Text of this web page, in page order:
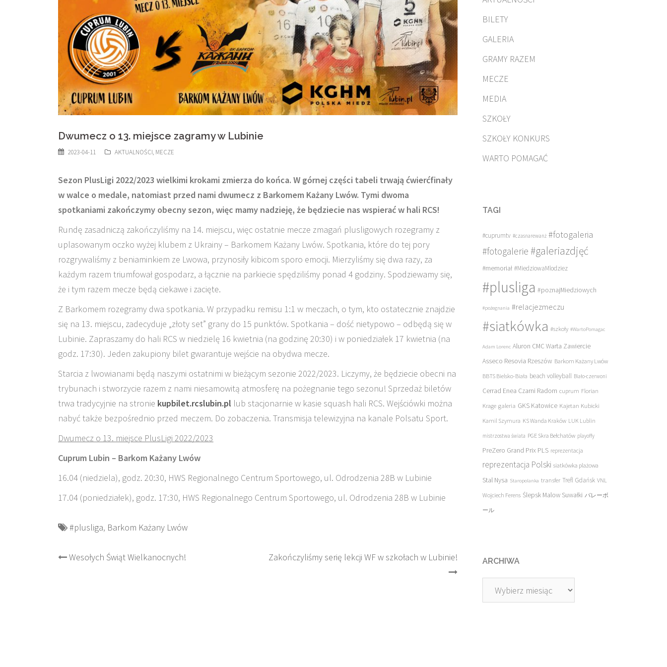
Dwumecz o 13. miejsce zagramy w Lubinie
2023-04-11 AKTUALNOŚCI, MECZE
Sezon PlusLigi 2022/2023 wielkimi krokami zmierza do końca. W górnej części tabeli trwają ćwierćfinały
w walce o medale, natomiast przed nami dwumecz z Barkomem Każany Lwów. Tymi dwoma
spotkaniami zakończymy obecny sezon, więc mamy nadzieję, że będziecie nas wspierać w hali RCS!
Rundę zasadniczą zakończyliśmy na 14. miejscu, więc ostatnie mecze zmagań plusligowych rozegramy z
uplasowanym oczko wyżej klubem z Ukrainy – Barkomem Każany Lwów. Spotkania, które do tej pory
rozgrywaliśmy z beniaminkiem ze Lwowa, przynosiły kibicom sporo emocji. Mierzyliśmy się dwa razy, za
każdym razem triumfował gospodarz, a łącznie na parkiecie spędziliśmy ponad 4 godziny. Spodziewamy się,
że i tym razem mecze będą ciekawe i zacięte.
Z Barkomem rozegramy dwa spotkania. W przypadku remisu 1:1 w meczach, o tym, kto ostatecznie znajdzie
się na 13. miejscu, zadecyduje „złoty set” grany do 15 punktów. Spotkania – dość nietypowo – odbędą się w
Lubinie. Zapraszamy do hali RCS w niedzielę 16 kwietnia (na godzinę 20:30) i w poniedziałek 17 kwietnia (na
godz. 17:30). Jeden zakupiony bilet gwarantuje wejście na obydwa mecze.
Starcia z lwowianami będą naszymi ostatnimi w bieżącym sezonie 2022/2023. Liczymy, że będziecie obecni na
trybunach i stworzycie razem z nami niesamowitą atmosferę na pożegnanie tego sezonu! Sprzedaż biletów
trwa tradycyjnie na stronie kupbilet.rcslubin.pl lub stacjonarnie w kasie squash hali RCS. Wejściówki można
nabyć także bezpośrednio przed meczem. Do zobaczenia. Transmisja telewizyjna na kanale Polsatu Sport.
Dwumecz o 13. miejsce PlusLigi 2022/2023
Cuprum Lubin – Barkom Każany Lwów
16.04 (niedziela), godz. 20:30, HWS Regionalnego Centrum Sportowego, ul. Odrodzenia 28B w Lubinie
17.04 (poniedziałek), godz. 17:30, HWS Regionalnego Centrum Sportowego, ul. Odrodzenia 28B w Lubinie
#plusliga, Barkom Każany Lwów
Post
Wesołych Świąt Wielkanocnych! Zakończyliśmy serię lekcji WF w szkołach w Lubinie!
BILETY
GALERIA
GRAMY RAZEM
MECZE
MEDIA
SZKOŁY
SZKOŁY KONKURS
WARTO POMAGAĆ
TAGI
#cuprumtv #czasnarewanż #fotogaleria
#fotogalerie #galeriazdjęć
#memoriał #MiedziowaMlodziez
#plusliga #poznajMiedziowych
#pożegnania #relacjezmeczu
#siatkówka #szkoły #WartoPomagac
Adam Lorenc Aluron CMC Warta Zawiercie
Asseco Resovia Rzeszów Barkom Każany Lwów
BBTS Bielsko-Biała beach volleyball Biało-czerwoni
Cerrad Enea Czarni Radom cuprum Florian
Krage galeria GKS Katowice Kajetan Kubicki
Kamil Szymura KS Wanda Kraków LUK Lublin
mistrzostwa świata PGE Skra Bełchatów playoffy
PreZero Grand Prix PLS reprezentacja
reprezentacja Polski siatkówka plażowa
Stal Nysa Staropolanka transfer Trefl Gdańsk VNL
Wojciech Ferens Ślepsk Malow Suwałki バレーボ
ール
ARCHIWA
Archiwa